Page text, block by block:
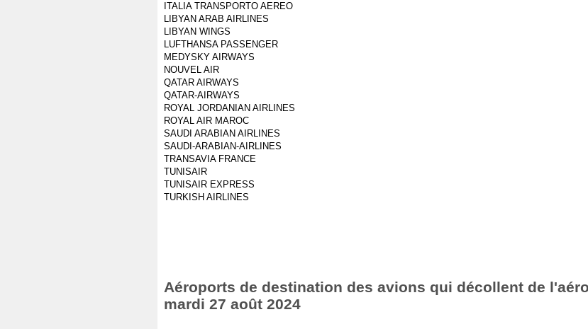
ITALIA TRANSPORTO AEREO
LIBYAN ARAB AIRLINES
LIBYAN WINGS
LUFTHANSA PASSENGER
MEDYSKY AIRWAYS
NOUVEL AIR
QATAR AIRWAYS
QATAR-AIRWAYS
ROYAL JORDANIAN AIRLINES
ROYAL AIR MAROC
SAUDI ARABIAN AIRLINES
SAUDI-ARABIAN-AIRLINES
TRANSAVIA FRANCE
TUNISAIR
TUNISAIR EXPRESS
TURKISH AIRLINES
Aéroports de destination des avions qui décollent de
mardi 27 août 2024